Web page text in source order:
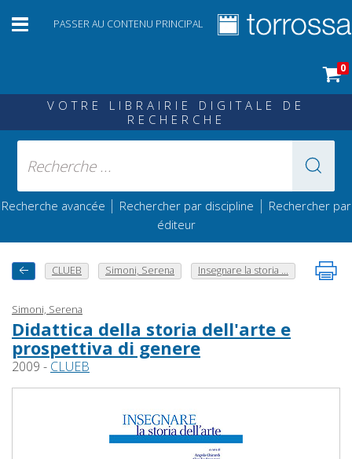
PASSER AU CONTENU PRINCIPAL
0
VOTRE LIBRAIRIE DIGITALE DE
RECHERCHE
Recherche avancée | Rechercher par discipline | Rechercher par
éditeur
CLUEB Simoni, Serena Insegnare la storia ...
Simoni, Serena
Didattica della storia dell'arte e
prospettiva di genere
2009 - CLUEB